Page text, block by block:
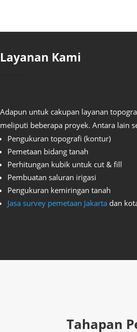
Layanan Kami
Adapun untuk cakupan layanan
meliputi beberapa proyek. Antara lain
Pengukuran topografi (kontur)
Pemetaan bidang tanah
Perhitungan kubik untuk cut & fill
Pembuatan saluran irigasi
Pengukuran kemiringan tanah
Jasa survey pemetaan Jakarta dan
Tahapan